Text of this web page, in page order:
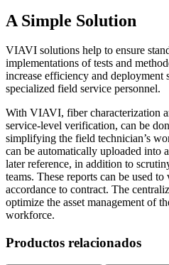
A Simple Solution
VIAVI solutions help to ensure
implementations of tests and
increase efficiency and deployment
specialized field service personnel.
With VIAVI, fiber characterization
service-level verification, can be
simplifying the field technician’s
can be automatically uploaded into
later reference, in addition to
teams. These reports can be used
accordance to contract. The
optimize the asset management of
workforce.
Productos relacionados